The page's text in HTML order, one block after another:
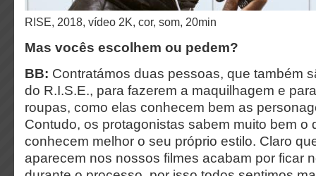
RISE, 2018, vídeo 2K, cor, som, 20min
Mas vocês escolhem ou pedem?
BB: Contratámos duas pessoas, que também
do R.I.S.E., para fazerem a maquilhagem e
roupas, como elas conhecem bem as
Contudo, os protagonistas sabem muito bem o
conhecem melhor o seu próprio estilo. Claro
aparecem nos nossos filmes acabam por ficar